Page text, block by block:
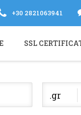
.gr
+30 2821063941
SSL